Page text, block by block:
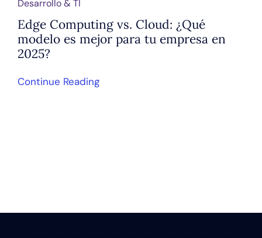
Desarrollo & TI
Edge Computing vs. Cloud: ¿Qué
modelo es mejor para tu empresa en
2025?
Continue Reading